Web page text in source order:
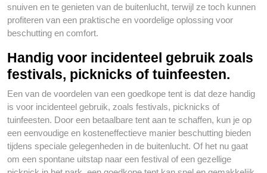
snuiven en te genieten van de buitenlucht, terwijl ze toch kunnen
profiteren van een praktische en voordelige oplossing voor
beschutting en comfort.
Handig voor incidenteel gebruik zoals
festivals, picknicks of tuinfeesten.
Een van de voordelen van een goedkope tent is dat deze handig
is voor incidenteel gebruik, zoals festivals, picknicks of
tuinfeesten. Door een betaalbare tent aan te schaffen, kun je op
een eenvoudige en kosteneffectieve manier beschutting bieden
tijdens speciale gelegenheden in de buitenlucht. Of het nu gaat
om een spontane uitstap naar een festival of een gezellige